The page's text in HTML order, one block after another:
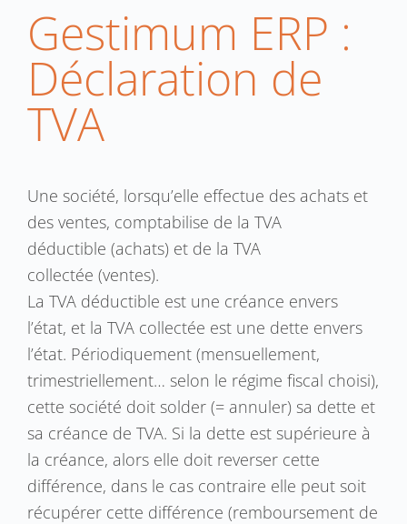
Gestimum ERP :
Déclaration de
TVA
Une société, lorsqu’elle effectue des achats et
des ventes, comptabilise de la TVA
déductible (achats) et de la TVA
collectée (ventes).
La TVA déductible est une créance envers
l’état, et la TVA collectée est une dette envers
l’état. Périodiquement (mensuellement,
trimestriellement… selon le régime fiscal choisi),
cette société doit solder (= annuler) sa dette et
sa créance de TVA. Si la dette est supérieure à
la créance, alors elle doit reverser cette
différence, dans le cas contraire elle peut soit
récupérer cette différence (remboursement de